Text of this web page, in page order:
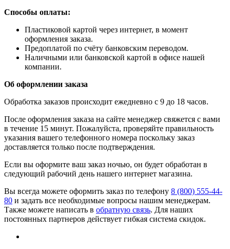
Способы оплаты:
​Пластиковой картой через интернет, в момент
оформления заказа.
​Предоплатой по счёту банковским переводом.
​Наличными или банковской картой в офисе нашей
компании.
Об оформлении заказа
Обработка заказов происходит ежедневно с 9 до 18 часов.
После оформления заказа на сайте менеджер свяжется с вами
в течение 15 минут. Пожалуйста, проверяйте правильность
указания вашего телефонного номера поскольку заказ
доставляется только после подтверждения.
Если вы оформите ваш заказ ночью, он будет обработан в
следующий рабочий день нашего интернет магазина.
Вы всегда можете оформить заказ по телефону 8 (800) 555-44-
80 и задать все необходимые вопросы нашим менеджерам.
Также можете написать в обратную связь. Для наших
постоянных партнеров действует гибкая система скидок.